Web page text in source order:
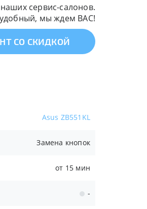
сервис-салонов.
мы ждем ВАС!
СО СКИДКОЙ
Asus ZB551KL
Замена кнопок
от 15 мин
-